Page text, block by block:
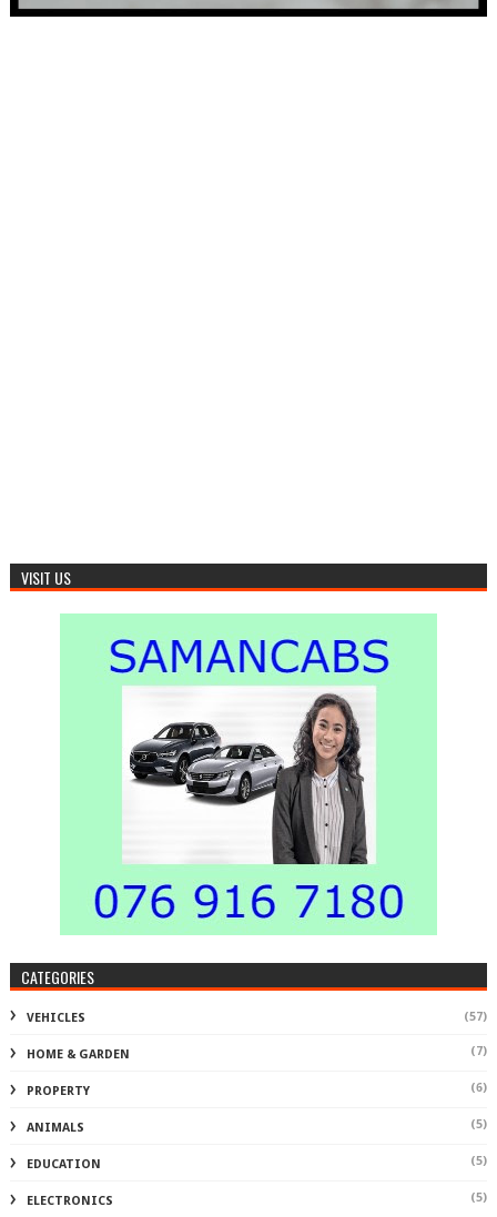
VISIT US
CATEGORIES
VEHICLES (57)
HOME & GARDEN (7)
PROPERTY (6)
ANIMALS (5)
EDUCATION (5)
ELECTRONICS (5)